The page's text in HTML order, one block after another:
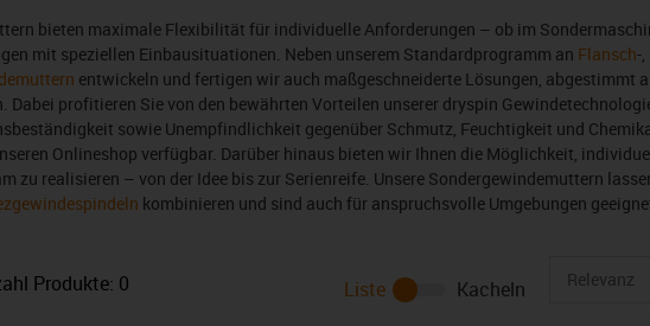
bieten maximale Flexibilität für individuelle Anforderungen – ob im
mit speziellen Einbausituationen. Neben unserem Standardprogramm an Flansch-,
entwickeln und fertigen wir auch maßgeschneiderte Lösungen, abgestimmt
Dabei profitieren Sie von den bewährten Vorteilen unserer dryspin
sowie Unempfindlichkeit gegenüber Schmutz, Feuchtigkeit und
Onlineshop verfügbar. Darüber hinaus bieten wir Ihnen die Möglichkeit,
zu realisieren – von der Idee bis zur Serienreife. Unsere Sondergewindemuttern
kombinieren und sind auch für anspruchsvolle Umgebungen
Produkte: 0 Liste
Kacheln